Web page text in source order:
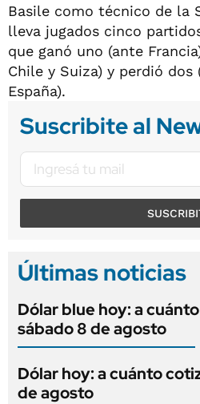
Basile como técnico de la
lleva jugados cinco
que ganó uno (ante
Chile y Suiza) y perdió
España).
Suscribite al
Últimas noticias
Dólar blue hoy: a
sábado 8 de agosto
Dólar hoy: a cuánto
de agosto